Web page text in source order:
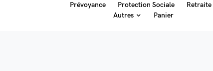
Prévoyance
Protection Sociale
Retraite
Autres
Panier